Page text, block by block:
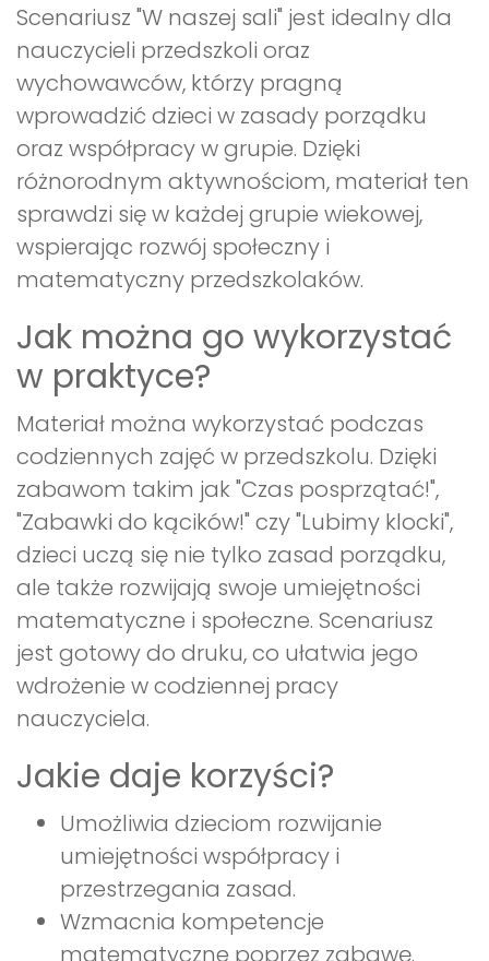
Scenariusz "W naszej sali" jest idealny dla
nauczycieli przedszkoli oraz
wychowawców, którzy pragną
wprowadzić dzieci w zasady porządku
oraz współpracy w grupie. Dzięki
różnorodnym aktywnościom, materiał ten
sprawdzi się w każdej grupie wiekowej,
wspierając rozwój społeczny i
matematyczny przedszkolaków.
Jak można go wykorzystać
w praktyce?
Materiał można wykorzystać podczas
codziennych zajęć w przedszkolu. Dzięki
zabawom takim jak "Czas posprzątać!",
"Zabawki do kącików!" czy "Lubimy klocki",
dzieci uczą się nie tylko zasad porządku,
ale także rozwijają swoje umiejętności
matematyczne i społeczne. Scenariusz
jest gotowy do druku, co ułatwia jego
wdrożenie w codziennej pracy
nauczyciela.
Jakie daje korzyści?
Umożliwia dzieciom rozwijanie
umiejętności współpracy i
przestrzegania zasad.
Wzmacnia kompetencje
matematyczne poprzez zabawę.